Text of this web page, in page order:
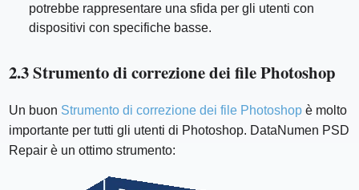
potrebbe rappresentare una sfida per gli utenti con
dispositivi con specifiche basse.
2.3 Strumento di correzione dei file Photoshop
Un buon Strumento di correzione dei file Photoshop è molto
importante per tutti gli utenti di Photoshop. DataNumen PSD
Repair è un ottimo strumento: